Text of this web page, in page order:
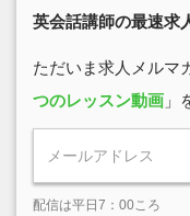
英会話講師の最速求
ただいま求人メルマ
つのレッスン動画 」
配信は平日7：00ころ